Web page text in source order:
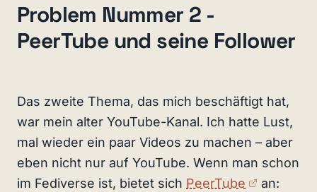
Problem Nummer 2 -
PeerTube und seine Follower
Das zweite Thema, das mich beschäftigt hat,
war mein alter YouTube-Kanal. Ich hatte Lust,
mal wieder ein paar Videos zu machen – aber
eben nicht nur auf YouTube. Wenn man schon
im Fediverse ist, bietet sich PeerTube (externer
an: